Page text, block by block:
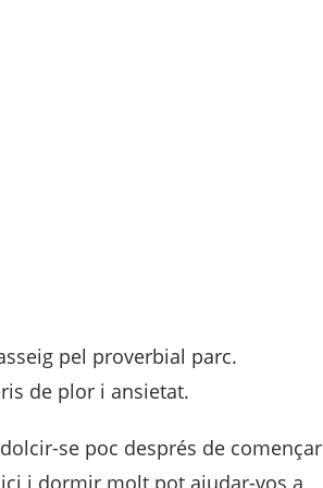
pel proverbial parc.
de plor i ansietat.
se poc després de començar
i dormir molt pot ajudar-vos a